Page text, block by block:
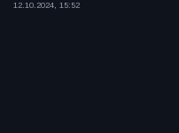
12.10.2024, 15:52